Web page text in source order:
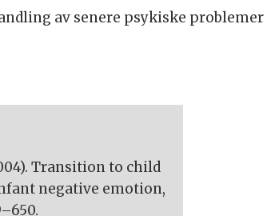
av senere psykiske
Transition to child
negative emotion,